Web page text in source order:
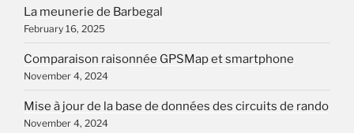
La meunerie de Barbegal
February 16, 2025
Comparaison raisonnée GPSMap et smartphone
November 4, 2024
Mise à jour de la base de données des circuits de rando
November 4, 2024